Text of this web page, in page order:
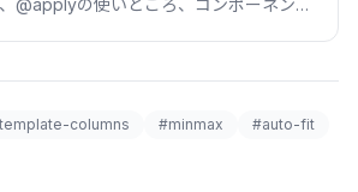
@applyの使いどころ、コンポーネント
columns #minmax
#auto-fit